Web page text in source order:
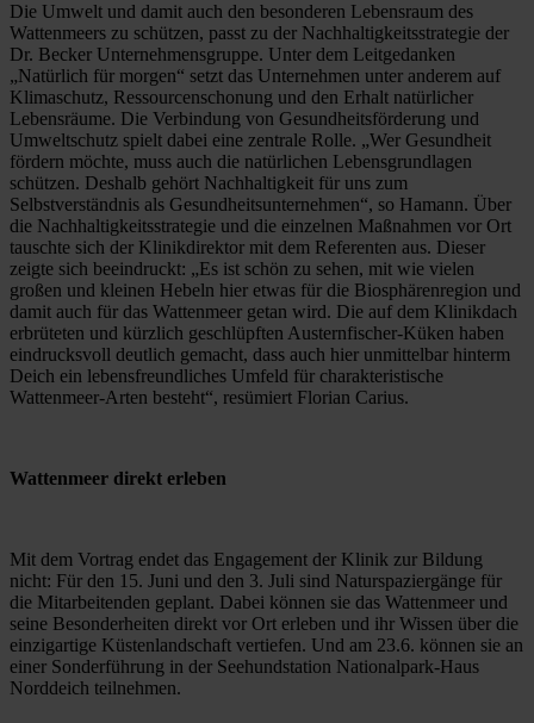
Die Umwelt und damit auch den besonderen Lebensraum des
Wattenmeers zu schützen, passt zu der Nachhaltigkeitsstrategie der
Dr. Becker Unternehmensgruppe. Unter dem Leitgedanken
„Natürlich für morgen“ setzt das Unternehmen unter anderem auf
Klimaschutz, Ressourcenschonung und den Erhalt natürlicher
Lebensräume. Die Verbindung von Gesundheitsförderung und
Umweltschutz spielt dabei eine zentrale Rolle. „Wer Gesundheit
fördern möchte, muss auch die natürlichen Lebensgrundlagen
schützen. Deshalb gehört Nachhaltigkeit für uns zum
Selbstverständnis als Gesundheitsunternehmen“, so Hamann. Über
die Nachhaltigkeitsstrategie und die einzelnen Maßnahmen vor Ort
tauschte sich der Klinikdirektor mit dem Referenten aus. Dieser
zeigte sich beeindruckt: „Es ist schön zu sehen, mit wie vielen
großen und kleinen Hebeln hier etwas für die Biosphärenregion und
damit auch für das Wattenmeer getan wird. Die auf dem Klinikdach
erbrüteten und kürzlich geschlüpften Austernfischer-Küken haben
eindrucksvoll deutlich gemacht, dass auch hier unmittelbar hinterm
Deich ein lebensfreundliches Umfeld für charakteristische
Wattenmeer-Arten besteht“, resümiert Florian Carius.
Wattenmeer direkt erleben
Mit dem Vortrag endet das Engagement der Klinik zur Bildung
nicht: Für den 15. Juni und den 3. Juli sind Naturspaziergänge für
die Mitarbeitenden geplant. Dabei können sie das Wattenmeer und
seine Besonderheiten direkt vor Ort erleben und ihr Wissen über die
einzigartige Küstenlandschaft vertiefen. Und am 23.6. können sie an
einer Sonderführung in der Seehundstation Nationalpark-Haus
Norddeich teilnehmen.